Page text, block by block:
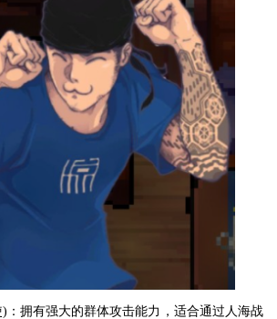
：拥有强大的群体攻击能力，适合通过人海战